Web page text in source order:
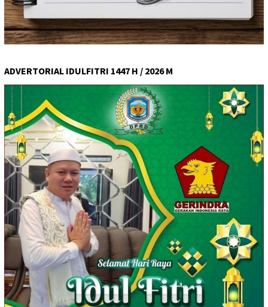
ADVERTORIAL IDULFITRI 1447 H / 2026 M